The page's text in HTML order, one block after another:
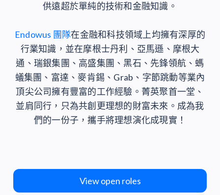
供遠超於單純的技術和金融知識。
Endowus 團隊在金融和科技領域上均擁有深厚的
行業知識，並在摩根士丹利、亞馬遜、摩根大
通、瑞銀集團、高盛集團、黑石、先鋒領航、螞
蟻集團、富達、麥肯錫、Grab、字節跳動等業內
頂尖公司擁有豐富的工作經驗。菁英聚首一堂、
並肩同行，只為共創更理想的財富未來。成為我
們的一份子，攜手將理想演化成現實！
View open roles